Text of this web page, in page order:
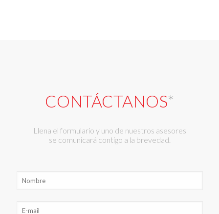
CONTÁCTANOS*
Llena el formulario y uno de nuestros asesores
se comunicará contigo a la brevedad.